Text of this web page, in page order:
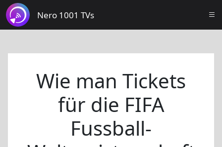
Nero 1001 TVs
Wie man Tickets
für die FIFA
Fussball-